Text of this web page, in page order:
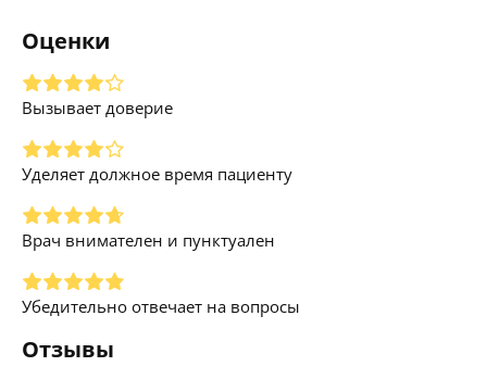
Оценки
Вызывает доверие
Уделяет должное время пациенту
Врач внимателен и пунктуален
Убедительно отвечает на вопросы
Отзывы